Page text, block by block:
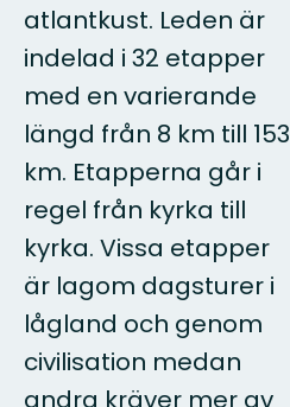
atlantkust. Leden är
indelad i 32 etapper
med en varierande
längd från 8 km till 153
km. Etapperna går i
regel från kyrka till
kyrka. Vissa etapper
är lagom dagsturer i
lågland och genom
civilisation medan
andra kräver mer av